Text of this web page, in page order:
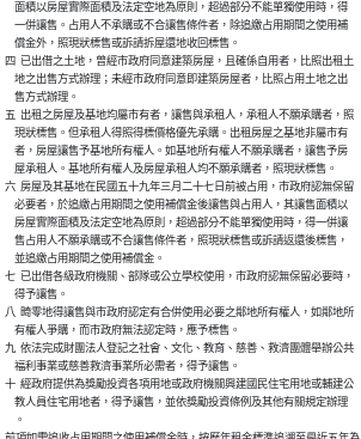
    面積以房屋實際面積及法定空地為原則，超過部分不能單獨使用時，得
    一併讓售。占用人不承購或不合讓售條件者，除追繳占用期間之使用補
    償金外，照現狀標售或訴請拆屋還地收回標售。
四  已出借之土地，曾經市政府同意建築房屋，且確係自用者，比照出租土
    地之出售方式辦理；未經市政府同意即建築房屋者，比照占用土地之出
    售方式辦理。
五  出租之房屋及基地均屬市有者，讓售與承租人，承租人不願承購者，照
    現狀標售。但承租人得照得標價格優先承購。出租房屋之基地非屬市有
    者，房屋讓售予基地所有權人。如基地所有權人不願承購者，讓售予房
    屋承租人。基地所有權人及房屋承租人均不願承購者，照現狀標售。
六  房屋及其基地在民國五十九年三月二十七日前被占用，市政府認無保留
    必要者，於追繳占用期間之使用補償金後讓售與占用人，其讓售面積以
    房屋實際面積及法定空地為原則，超過部分不能單獨使用時，得一併讓
    售占用人不願承購或不合讓售條件者，照現狀標售或訴請返還後標售，
    並追繳占用期間之使用補償金。
七  已出借各級政府機關、部隊或公立學校使用，市政府認無保留必要時，
    得予讓售。
八  畸零地得讓售與市政府認定有合併使用必要之鄰地所有權人，如鄰地所
    有權人爭購，而市政府無法認定時，應予標售。
九  依法完成財團法人登記之社會、文化、教育、慈善、救濟團體舉辦公共
    福利事業或慈善救濟事業所必需者，得予讓售。
十  經政府提供為獎勵投資各項用地或政府機關興建國民住宅用地或輔建公
    教人員住宅用地者，得予讓售，並依獎勵投資條例及其他有關規定辦理
    。